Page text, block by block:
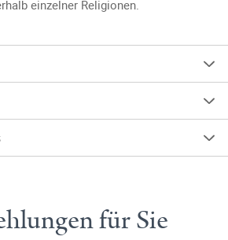
einzelner Religionen.
für Sie